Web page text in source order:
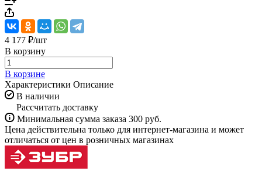
4 177 ₽/шт
В корзину
В корзине
Характеристики Описание
В наличии
Рассчитать доставку
Минимальная сумма заказа 300 руб.
Цена действительна только для интернет-магазина и может
отличаться от цен в розничных магазинах